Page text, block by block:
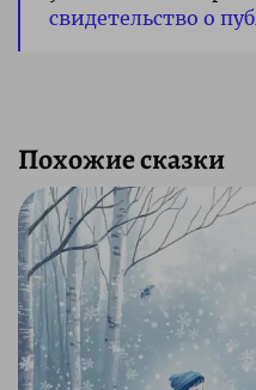
свидетельство о
Похожие сказки